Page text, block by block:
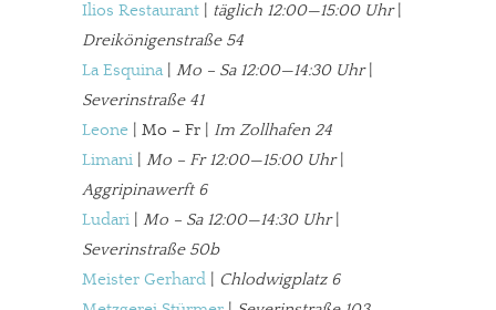
In eigener Sache
Dir gefällt unsere Arbeit?
meinesuedstadt.de finanziert sich durch Partnerprofile und
Werbung. Beide Einnahmequellen sind in den letzten Monaten
stark zurückgegangen.
Ilios Restaurant
täglich 12:00—15:00 Uhr|
Dreikönigenstraße 54
La Esquina| Mo – Sa 12:00—14:30 Uhr|
Severinstraße 41
Leone | Mo – Fr | Im Zollhafen 24
Limani
Mo – Fr 12:00—15:00 Uhr|
Aggripinawerft 6
Ludari
Mo – Sa 12:00—14:30 Uhr|
Severinstraße 50b
Meister Gerhard
Chlodwigplatz 6